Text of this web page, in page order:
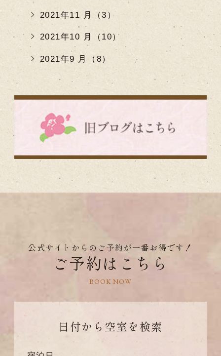
2021年11 月（3）
2021年10 月（10）
2021年9 月（8）
公式サイトからのご予約が一番お得です！
ご予約はこちら
BOOK NOW
日付から 空室を検索